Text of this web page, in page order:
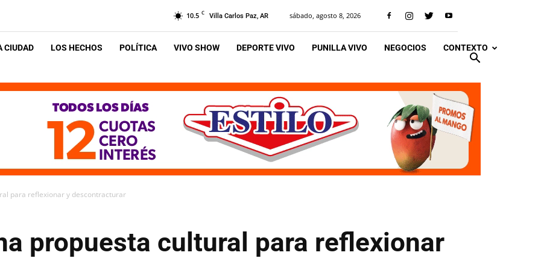
10.5 C Villa Carlos Paz, AR sábado, agosto 8, 2026
CIUDAD LOS HECHOS POLÍTICA VIVO SHOW DEPORTE VIVO PUNILLA VIVO NEGOCIOS CONTEXTO
para reflexionar y descontracturar
propuesta cultural para reflexionar